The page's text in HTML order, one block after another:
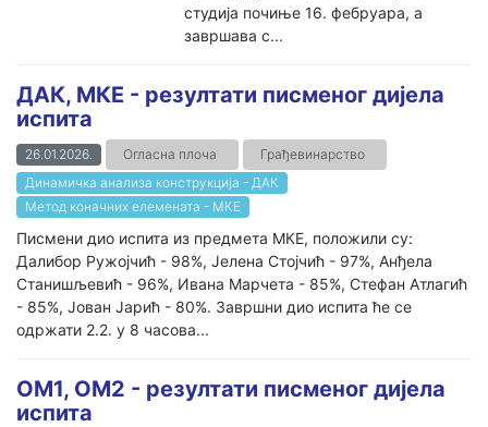
студија почиње 16. фебруара, а
завршава с...
ДАК, МКЕ - резултати писменог дијела
испита
26.01.2026. Огласна плоча
Грађевинарство
Динамичка анализа конструкција - ДАК
Метод коначних елемената - МКЕ
Писмени дио испита из предмета МКЕ, положили су:
Далибор Ружојчић - 98%, Јелена Стојчић - 97%, Анђела
Станишљевић - 96%, Ивана Марчета - 85%, Стефан Атлагић
- 85%, Јован Јарић - 80%. Завршни дио испита ће се
одржати 2.2. у 8 часова...
ОМ1, ОМ2 - резултати писменог дијела
испита